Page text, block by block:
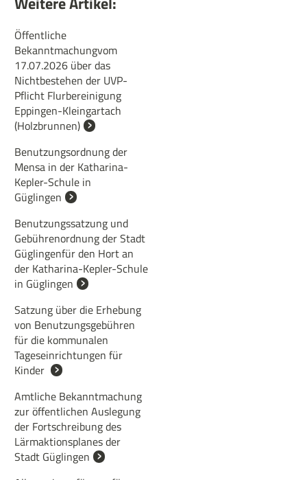
Öffentliche
Bekanntmachungvom
17.07.2026 über das
Nichtbestehen der UVP-
Pflicht Flurbereinigung
Eppingen-Kleingartach
(Holzbrunnen)
Benutzungsordnung der
Mensa in der Katharina-
Kepler-Schule in
Güglingen
Benutzungssatzung und
Gebührenordnung der Stadt
Güglingenfür den Hort an
der Katharina-Kepler-Schule
in Güglingen
Satzung über die Erhebung
von Benutzungsgebühren
für die kommunalen
Tageseinrichtungen für
Kinder
Amtliche Bekanntmachung
zur öffentlichen Auslegung
der Fortschreibung des
Lärmaktionsplanes der
Stadt Güglingen